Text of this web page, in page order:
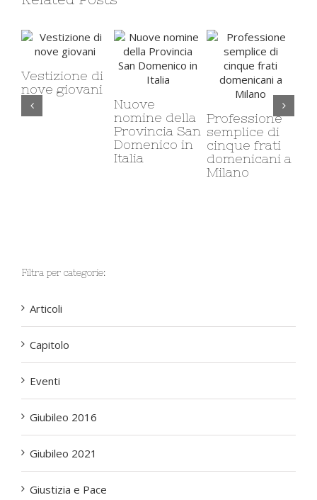
Vestizione di
nove giovani
Nuove
nomine della
Provincia San
Domenico in
Italia
Professione
semplice di
cinque frati
domenicani a
Milano
Filtra per categorie:
Articoli
Capitolo
Eventi
Giubileo 2016
Giubileo 2021
Giustizia e Pace